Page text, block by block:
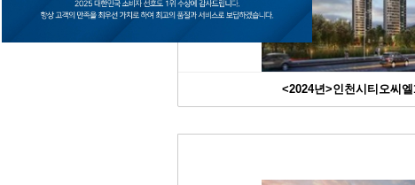
<2024년>인천시티오씨